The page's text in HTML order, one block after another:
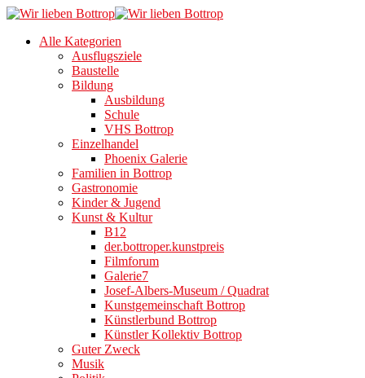
Alle Kategorien
Ausflugsziele
Baustelle
Bildung
Ausbildung
Schule
VHS Bottrop
Einzelhandel
Phoenix Galerie
Familien in Bottrop
Gastronomie
Kinder & Jugend
Kunst & Kultur
B12
der.bottroper.kunstpreis
Filmforum
Galerie7
Josef-Albers-Museum / Quadrat
Kunstgemeinschaft Bottrop
Künstlerbund Bottrop
Künstler Kollektiv Bottrop
Guter Zweck
Musik